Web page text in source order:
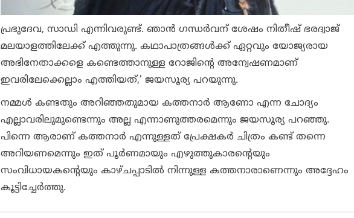
പ്രഭുദേവ, സാഡി എന്നിവരുണ്ട്. ഞാന്‍ ഗന്ധര്‍വന് ശേഷം നിതീഷ് ഭരദ്വാജ്
മലയാളത്തിലേക്ക് എത്തുന്നു. കഥാപാത്രങ്ങള്‍ക്ക് ഏറ്റവും യോജ്യരായ
അഭിനേതാക്കളെ കണ്ടെത്താനുള്ള റോജിന്റെ അന്വേഷണമാണ്
ഇവരിലേക്കെല്ലാം എത്തിയത്,’ ജയസൂര്യ പറയുന്നു.
നമ്മള്‍ കണ്ടതും അറിഞ്ഞതുമായ കത്തനാര്‍ ആണോ എന്ന ചോദ്യം
എല്ലാവരിലുമുണ്ടെന്നും അല്ല എന്നാണുത്തരമെന്നും ജയസൂര്യ പറഞ്ഞു.
പിന്നെ ആരാണ് കത്തനാര്‍ എന്നുള്ളത് പ്രേക്ഷകര്‍ ചിത്രം കണ്ട് തന്നെ
അറിയണമെന്നും ഇത് പൂര്‍ണമായും എഴുത്തുകാരന്റെയും
സംവിധായകന്റെയും കാഴ്ചപ്പാടില്‍ നിന്നുള്ള കത്തനാരാണെന്നും അദ്ദേഹം
കൂട്ടിച്ചേര്‍ത്തു.